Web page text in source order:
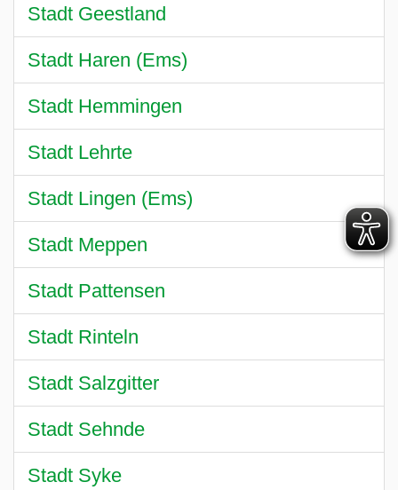
Stadt Geestland
Stadt Haren (Ems)
Stadt Hemmingen
Stadt Lehrte
Stadt Lingen (Ems)
Stadt Meppen
Stadt Pattensen
Stadt Rinteln
Stadt Salzgitter
Stadt Sehnde
Stadt Syke